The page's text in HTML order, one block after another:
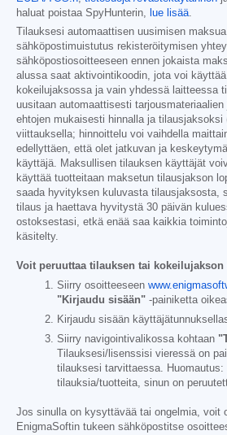
haluat poistaa SpyHunterin,
lue lisää
Tilauksesi automaattisen uusimisen
sähköpostimuistutus rekisteröitymisen
sähköpostiosoitteeseen ennen jokaista
alussa saat aktivointikoodin, jota voi
kokeilujaksossa ja vain yhdessä laitteessa
uusitaan automaattisesti
ehtojen mukaisesti hinnalla ja
viittauksella; hinnoittelu voi vaihdella
edellyttäen, että olet jatkuvan ja
käyttäjä. Maksullisen tilauksen käyttäjät
käyttää tuotteitaan maksetun tilausjakson
saada hyvityksen kuluvasta tilausjaksosta,
tilaus ja haettava hyvitystä 30 päivän
ostoksestasi, etkä enää saa kaikkia
käsitelty.
Voit peruuttaa tilauksen tai kokeilujakson
Siirry osoitteeseen
"Kirjaudu sisään" -painiketta
Kirjaudu sisään
Siirry navigointivalikossa kohtaan
Tilauksesi/lisenssisi vieressä on
tilauksesi tarvittaessa.
tilauksia/tuotteita, sinun on
Jos sinulla on kysyttävää tai ongelmia, voit
EnigmaSoftin tukeen sähköpostitse